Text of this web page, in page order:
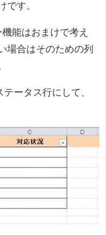
です。
能はおまけで考え
場合はそのための列
ータス行にして、